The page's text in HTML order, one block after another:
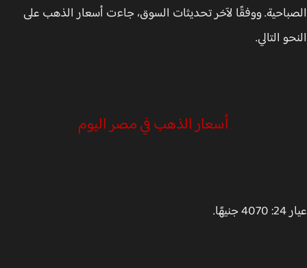
ووفقًا لآخر تحديثات السوق، جاءت أسعار الذهب على
التالي.
أسعار الذهب في مصر اليوم